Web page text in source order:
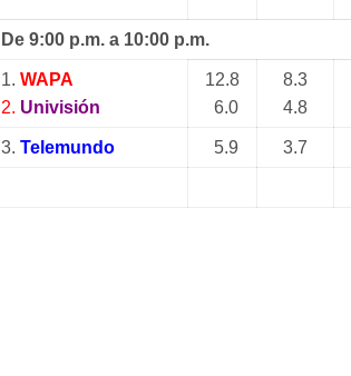
De 9:00 p.m. a 10:00 p.m.
1. WAPA
2. Univisión
12.8
6.0
8.3
4.8
3. Telemundo 5.9 3.7